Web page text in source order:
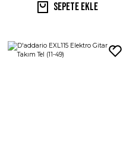
Sepete Ekle